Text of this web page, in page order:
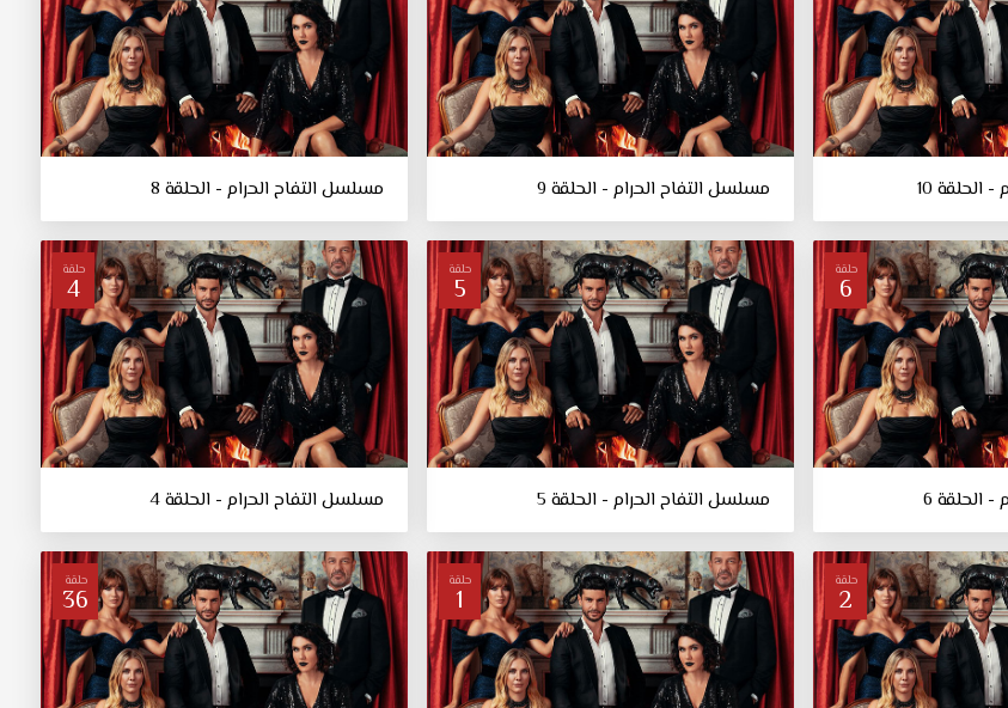
10 مسلسل التفاح الحرام - الحلقة 9 مسلسل التفاح الحرام - الحلقة 8
حلقة
6
الحلقة 6
حلقة
5
مسلسل التفاح الحرام - الحلقة 5
حلقة
4
مسلسل التفاح الحرام - الحلقة 4
حلقة
2
حلقة
1
حلقة
36